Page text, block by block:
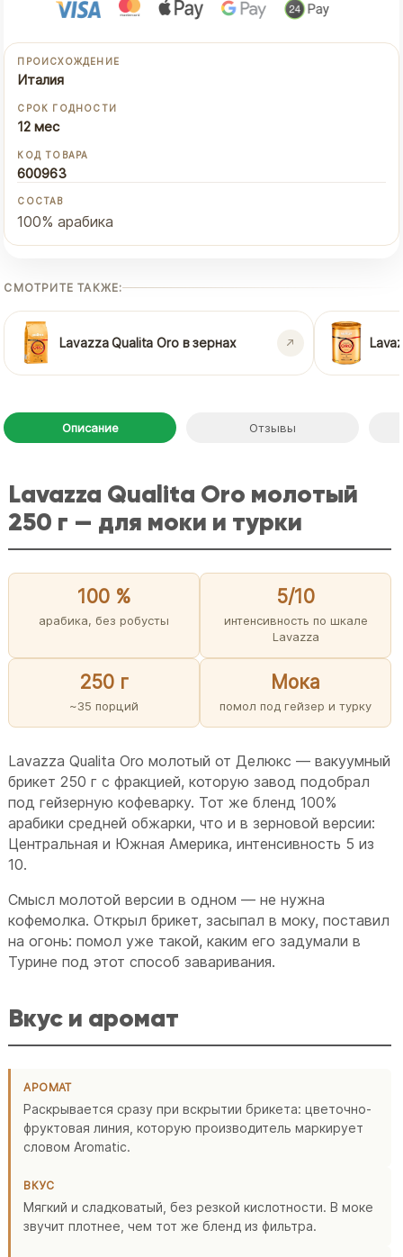
ПРОИСХОЖДЕНИЕ
Италия
СРОК ГОДНОСТИ
12 мес
КОД ТОВАРА
600963
СОСТАВ
100% арабика
СМОТРИТЕ ТАКЖЕ:
Lavazza Qualita Oro в зернах
Описание Отзывы
Lavazza Qualita Oro молотый
250 г — для моки и турки
100 %
арабика, без робусты
5/10
интенсивность по шкале
Lavazza
250 г
~35 порций
Мока
помол под гейзер и турку
Lavazza Qualita Oro молотый от Делюкс — вакуумный
брикет 250 г с фракцией, которую завод подобрал
под гейзерную кофеварку. Тот же бленд 100%
арабики средней обжарки, что и в зерновой версии:
Центральная и Южная Америка, интенсивность 5 из
10.
Смысл молотой версии в одном — не нужна
кофемолка. Открыл брикет, засыпал в моку, поставил
на огонь: помол уже такой, каким его задумали в
Турине под этот способ заваривания.
Вкус и аромат
АРОМАТ
Раскрывается сразу при вскрытии брикета: цветочно-
фруктовая линия, которую производитель маркирует
словом Aromatic.
ВКУС
Мягкий и сладковатый, без резкой кислотности. В моке
звучит плотнее, чем тот же бленд из фильтра.